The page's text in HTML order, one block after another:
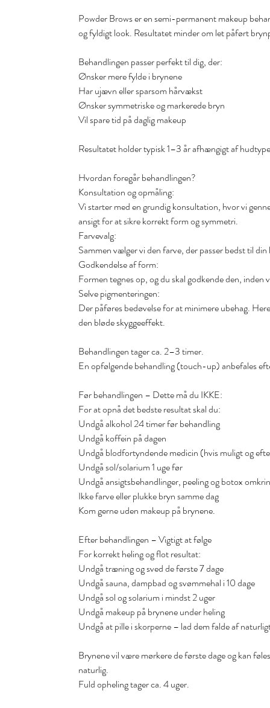
Powder Brows er en semi-permanent makeup
og fyldigt look. Resultatet minder om let påført
Behandlingen passer perfekt til dig, der:
Ønsker mere fylde i brynene
Har ujævn eller sparsom hårvækst
Ønsker symmetriske og markerede bryn
Vil spare tid på daglig makeup
Resultatet holder typisk 1–3 år afhængigt af
Hvordan foregår behandlingen?
Konsultation og opmåling:
Vi starter med en grundig konsultation, hvor vi
ansigt for at sikre korrekt form og symmetri.
Farvevalg:
Sammen vælger vi den farve, der passer bedst til
Godkendelse af form:
Formen tegnes op, og du skal godkende den, inden
Selve pigmenteringen:
Der påføres bedøvelse for at minimere ubehag.
den bløde skyggeeffekt.
Behandlingen tager ca. 2–3 timer.
En opfølgende behandling (touch-up) anbefales
Før behandlingen – Dette må du IKKE:
For at opnå det bedste resultat skal du:
Undgå alkohol 24 timer før behandling
Undgå koffein på dagen
Undgå blodfortyndende medicin (hvis muligt og
Undgå sol/solarium 1 uge før
Undgå ansigtsbehandlinger, peeling og botox
Ikke farve eller plukke bryn samme dag
Kom gerne uden makeup på brynene.
Efter behandlingen – Vigtigt at følge
For korrekt heling og flot resultat:
Undgå træning og sved de første 7 dage
Undgå sauna, dampbad og svømmehal i 10 dage
Undgå sol og solarium i mindst 2 uger
Undgå makeup på brynene under heling
Undgå at pille i skorperne – lad dem falde af
Brynene vil være mørkere de første dage og kan
naturlig.
Fuld opheling tager ca. 4 uger.